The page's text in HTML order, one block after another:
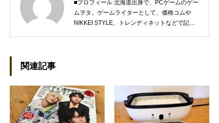
■プロフィール 北海道出身で、PCゲームのゲー
ムヲタ。ゲームライターとして、価格コムや
NIKKEI STYLE、トレンディネットなどで記事
関連記事